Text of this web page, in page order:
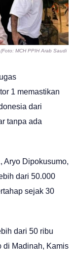
MCH PPIH Arab Saudi
1 memastikan
dari
tanpa ada
Aryo Dipokusumo,
dari 50.000
sejak 30
dari 50 ribu
di Madinah, Kamis